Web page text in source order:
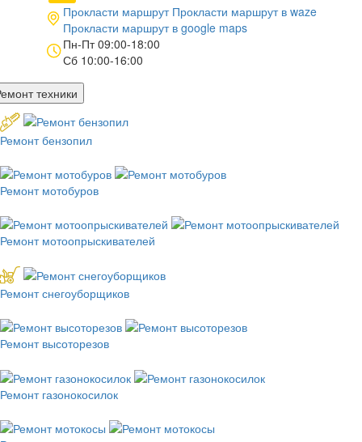
Прокласти маршрут Прокласти маршрут в waze
Прокласти маршрут в google maps
Пн-Пт 09:00-18:00
Сб 10:00-16:00
техники
Ремонт бензопил
Ремонт мотобуров
Ремонт мотоопрыскивателей
Ремонт снегоуборщиков
Ремонт высоторезов
Ремонт газонокосилок